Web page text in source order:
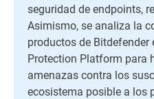
seguridad de endpoints,
Asimismo, se analiza la
productos de Bitdefender
Protection Platform para
amenazas contra los
ecosistema posible a los